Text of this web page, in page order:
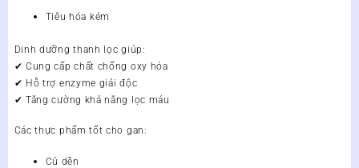
Tiêu hóa kém
Dinh dưỡng thanh lọc giúp:
✔ Cung cấp chất chống oxy hóa
✔ Hỗ trợ enzyme giải độc
✔ Tăng cường khả năng lọc máu
Các thực phẩm tốt cho gan:
Củ dền